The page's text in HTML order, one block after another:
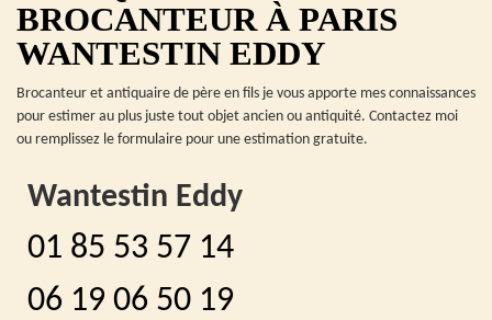
BROCANTEUR À PARIS
WANTESTIN EDDY
Brocanteur et antiquaire de père en fils je vous apporte mes connaissances
pour estimer au plus juste tout objet ancien ou antiquité. Contactez moi
ou remplissez le formulaire pour une estimation gratuite.
Wantestin Eddy
01 85 53 57 14
06 19 06 50 19